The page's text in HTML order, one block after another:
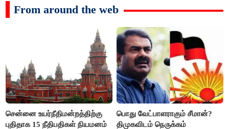
From around the web
சென்னை உயர்நீதிமன்றத்திற்கு
புதிதாக 15 நீதிபதிகள் நியமனம்
பொது வேட்பாளராகும் சீமான்?
திமுகவிடம் நெருக்கம்